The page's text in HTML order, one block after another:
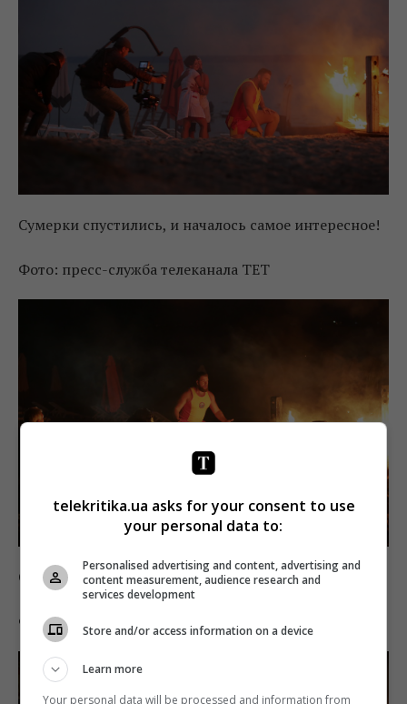
Сумерки спустились, и началось самое интересное!
Фото: пресс-служба телеканала ТЕТ
Спасатель Артур: «Что же это происходит?!!»
Фото: пресс-служба телеканала ТЕТ
telekritika.ua asks for your consent to use
your personal data to:
Personalised advertising and content, advertising and
content measurement, audience research and
services development
Store and/or access information on a device
Learn more
Your personal data will be processed and information from